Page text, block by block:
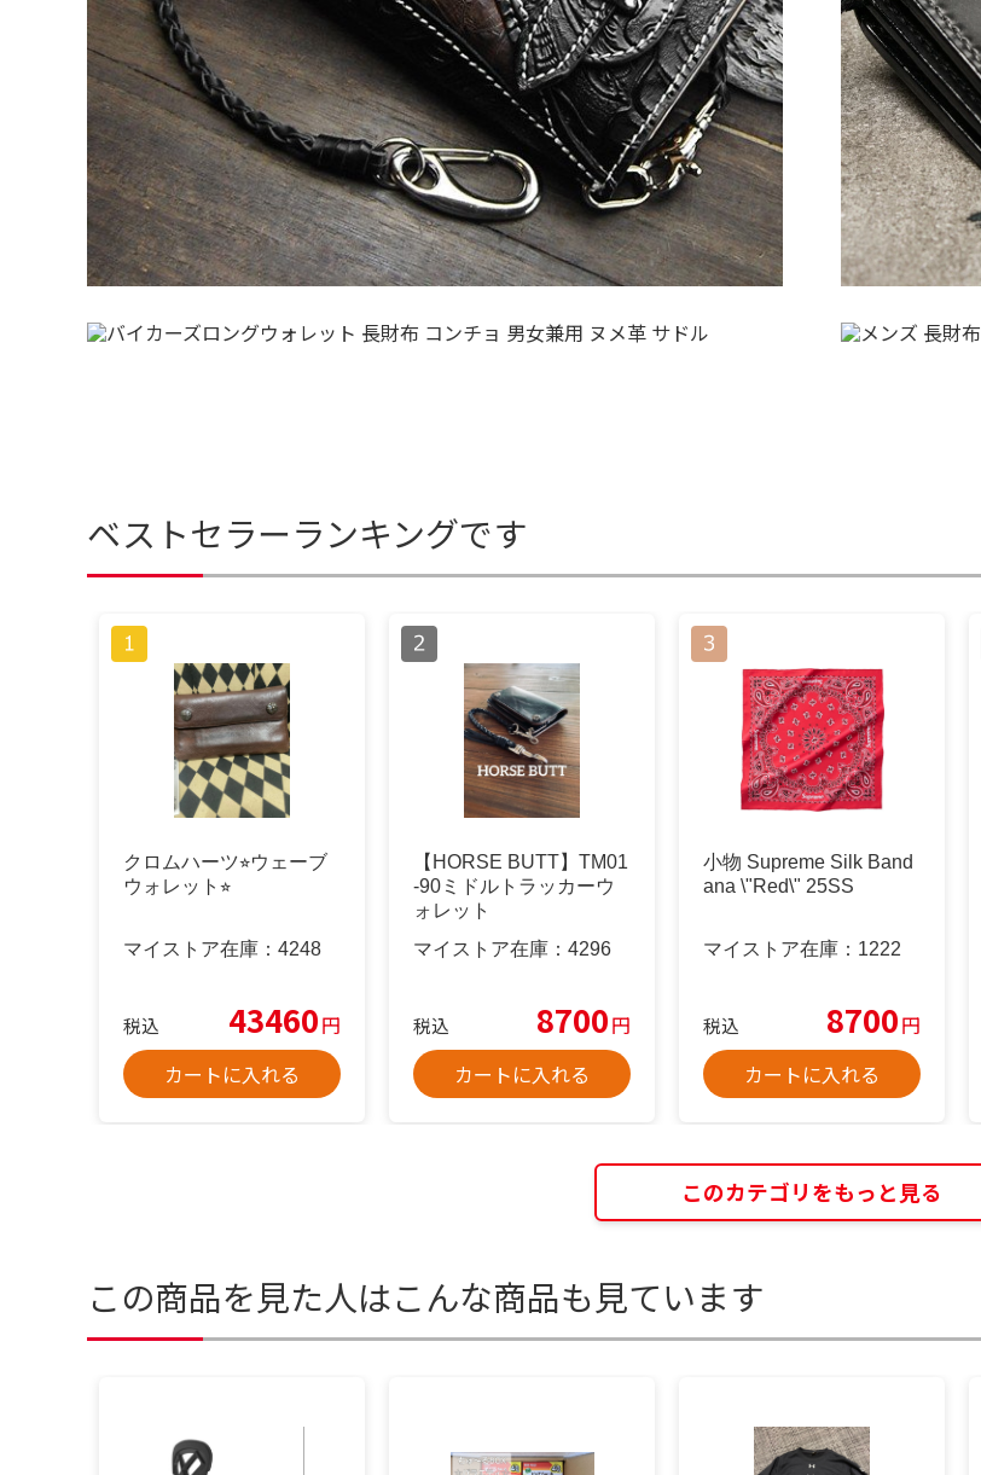
ベストセラーランキングです
クロムハーツ⭐︎ウェーブ
ウォレット⭐︎
マイストア在庫： 4248
税込 43460円
カートに入れる
【HORSE BUTT】TM01
-90ミドルトラッカーウ
ォレット
マイストア在庫： 4296
税込 8700円
カートに入れる
小物 Supreme Silk Band
ana \"Red\" 25SS
マイストア在庫： 1222
税込 8700円
カートに入れる
このカテゴリをもっと見る
この商品を見た人はこんな商品も見ています